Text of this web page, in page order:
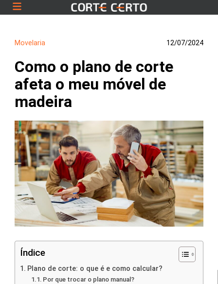
Movelaria 12/07/2024
Como o plano de corte
afeta o meu móvel de
madeira
Índice
Plano de corte: o que é e como calcular?
Por que trocar o plano manual?